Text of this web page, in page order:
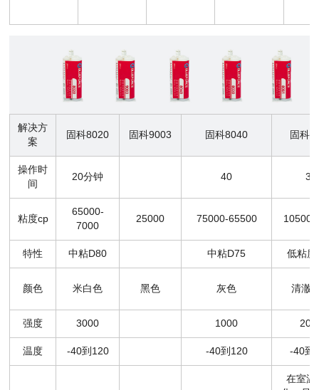
解决方
案
固科8020 固科9003 固科8040 固科
操作时
间
20分钟 40 30
粘度cp
65000-
7000
25000 75000-65500 10500-
特性 中粘D80 中粘D75 低粘度
颜色 米白色 黑色 灰色 清澈
强度 3000 1000
温度 -40到120 -40到120 -40到
在室温